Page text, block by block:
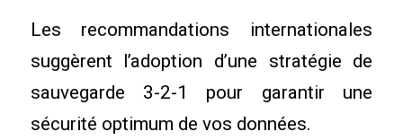
Les recommandations internationales
suggèrent l’adoption d’une stratégie de
sauvegarde 3-2-1 pour garantir une
sécurité optimum de vos données.